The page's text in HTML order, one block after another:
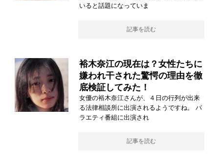
いると話題になっていま
記事を読む
裕木奈江の現在は？女性たちに
嫌われ干された驚愕の理由を徹
底検証してみた！
女優の裕木奈江さんが、４日の行列が出来
る法律相談所に出演されるようですね。 バ
ラエティ番組に出演され
記事を読む